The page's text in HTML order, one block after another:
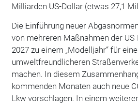
Milliarden US-Dollar (etwas 27,1
Die Einführung neuer
von mehreren Maßnahmen der
2027 zu einem „Modelljahr“ für
umweltfreundlicheren
machen. In diesem
kommenden Monaten auch neue
Lkw vorschlagen. In einem